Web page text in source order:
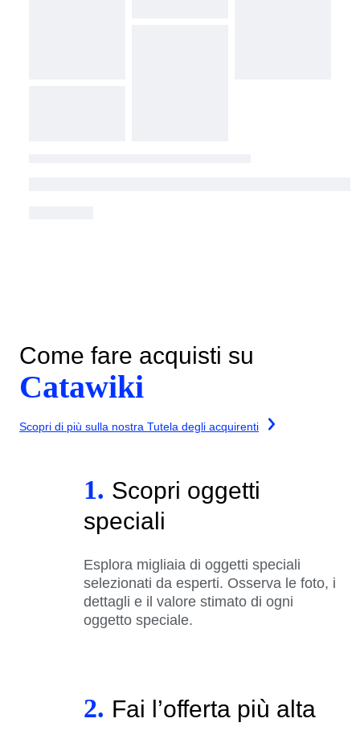
Come fare acquisti su
Catawiki
Scopri di più sulla nostra Tutela degli acquirenti
1. Scopri oggetti
speciali
Esplora migliaia di oggetti speciali
selezionati da esperti. Osserva le foto, i
dettagli e il valore stimato di ogni
oggetto speciale.
2. Fai l’offerta più alta